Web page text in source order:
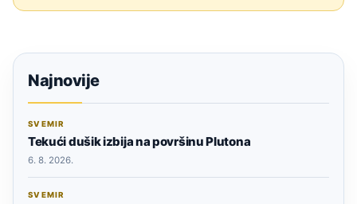
Najnovije
SVEMIR
Tekući dušik izbija na površinu Plutona
6. 8. 2026.
SVEMIR